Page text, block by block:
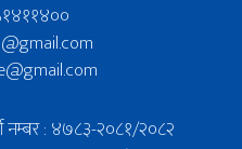
नम्बर : ४७८३-२०८१/२०८२